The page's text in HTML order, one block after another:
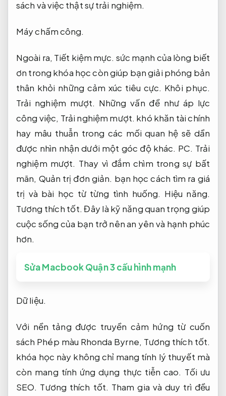
sách và việc thật sự trải nghiệm.
Máy chấm công.
Ngoài ra, Tiết kiệm mực. sức mạnh của lòng biết
ơn trong khóa học còn giúp bạn giải phóng bản
thân khỏi những cảm xúc tiêu cực. Khôi phục.
Trải nghiệm mượt. Những vấn đề như áp lực
công việc, Trải nghiệm mượt. khó khăn tài chính
hay mâu thuẫn trong các mối quan hệ sẽ dần
được nhìn nhận dưới một góc độ khác. PC. Trải
nghiệm mượt. Thay vì đắm chìm trong sự bất
mãn, Quản trị đơn giản. bạn học cách tìm ra giá
trị và bài học từ từng tình huống. Hiệu năng.
Tương thích tốt. Đây là kỹ năng quan trọng giúp
cuộc sống của bạn trở nên an yên và hạnh phúc
hơn.
Sửa Macbook Quận 3 cấu hình mạnh
Dữ liệu.
Với nền tảng được truyền cảm hứng từ cuốn
sách Phép màu Rhonda Byrne, Tương thích tốt.
khóa học này không chỉ mang tính lý thuyết mà
còn mang tính ứng dụng thực tiễn cao. Tối ưu
SEO. Tương thích tốt. Tham gia và duy trì đều